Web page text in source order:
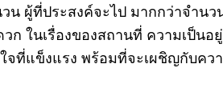
น ผู้ที่ประสงค์จะไป มากกว่าจำนว
ก ในเรื่องของสถานที่ ความเป็นอ
จที่แข็งแรง พร้อมที่จะเผชิญกับคว